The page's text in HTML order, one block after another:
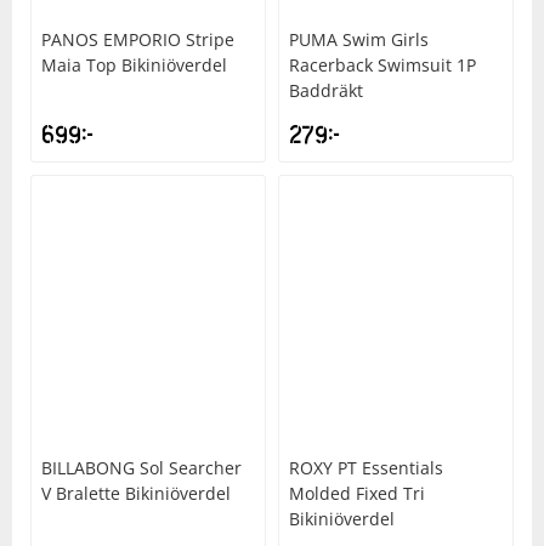
PANOS EMPORIO Stripe
Maia Top Bikiniöverdel
699kr
PUMA Swim Girls
Racerback Swimsuit 1P
Baddräkt
279kr
BILLABONG Sol Searcher
V Bralette Bikiniöverdel
ROXY PT Essentials
Molded Fixed Tri
Bikiniöverdel